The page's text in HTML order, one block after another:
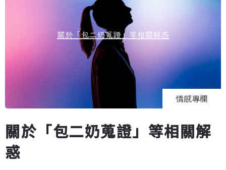
情感專欄
關於「包二奶蒐證」等相關解
惑